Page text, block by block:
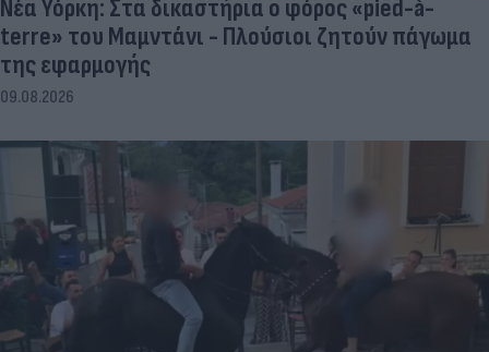
Νέα Υόρκη: Στα δικαστήρια ο φόρος «pied-à-
terre» του Μαμντάνι - Πλούσιοι ζητούν πάγωμα
της εφαρμογής
09.08.2026